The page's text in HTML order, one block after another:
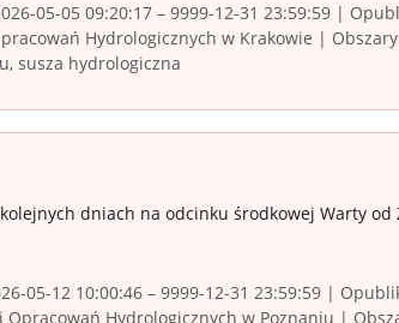
05-05 09:20:17 – 9999-12-31 23:59:59 |
Hydrologicznych w Krakowie |
susza hydrologiczna
dniach na odcinku środkowej Warty od
05-12 10:00:46 – 9999-12-31 23:59:59 |
Opracowań Hydrologicznych w Poznaniu |